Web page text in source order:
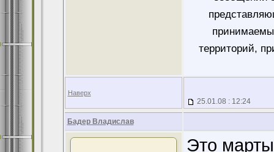
территорий,
Наверх
25.01.08 : 12:24
Бадер Владислав
Это